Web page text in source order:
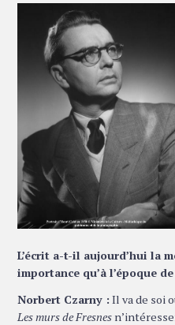
L’écrit a-t-il aujourd’hui la
importance qu’à l’époque
Norbert Czarny : Il va de soi
Les murs de Fresnes